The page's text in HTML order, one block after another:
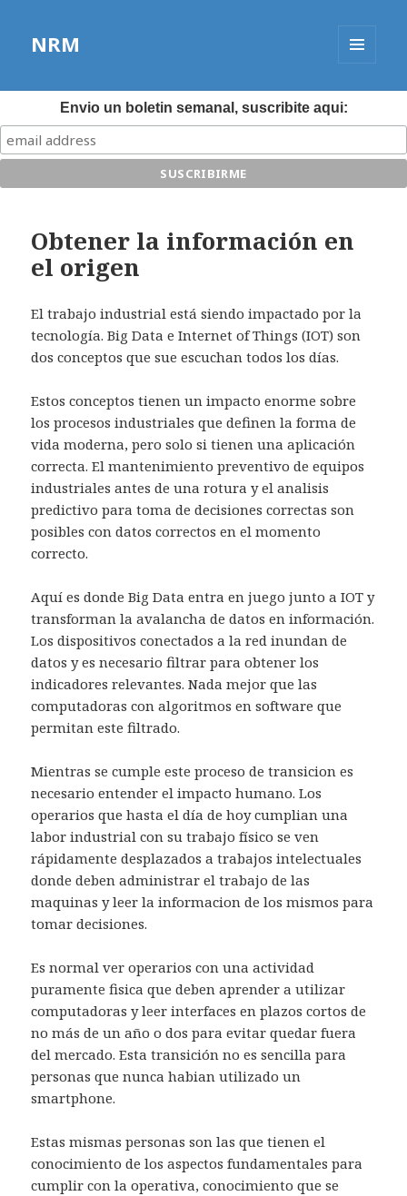
NRM
WIDGETS
Envio un boletin semanal, suscribite aqui:
Obtener la información en
el origen
El trabajo industrial está siendo impactado por la
tecnología. Big Data e Internet of Things (IOT) son
dos conceptos que sue escuchan todos los días.
Estos conceptos tienen un impacto enorme sobre
los procesos industriales que definen la forma de
vida moderna, pero solo si tienen una aplicación
correcta. El mantenimiento preventivo de equipos
industriales antes de una rotura y el analisis
predictivo para toma de decisiones correctas son
posibles con datos correctos en el momento
correcto.
Aquí es donde Big Data entra en juego junto a IOT y
transforman la avalancha de datos en información.
Los dispositivos conectados a la red inundan de
datos y es necesario filtrar para obtener los
indicadores relevantes. Nada mejor que las
computadoras con algoritmos en software que
permitan este filtrado.
Mientras se cumple este proceso de transicion es
necesario entender el impacto humano. Los
operarios que hasta el día de hoy cumplian una
labor industrial con su trabajo físico se ven
rápidamente desplazados a trabajos intelectuales
donde deben administrar el trabajo de las
maquinas y leer la informacion de los mismos para
tomar decisiones.
Es normal ver operarios con una actividad
puramente fisica que deben aprender a utilizar
computadoras y leer interfaces en plazos cortos de
no más de un año o dos para evitar quedar fuera
del mercado. Esta transición no es sencilla para
personas que nunca habian utilizado un
smartphone.
Estas mismas personas son las que tienen el
conocimiento de los aspectos fundamentales para
cumplir con la operativa, conocimiento que se